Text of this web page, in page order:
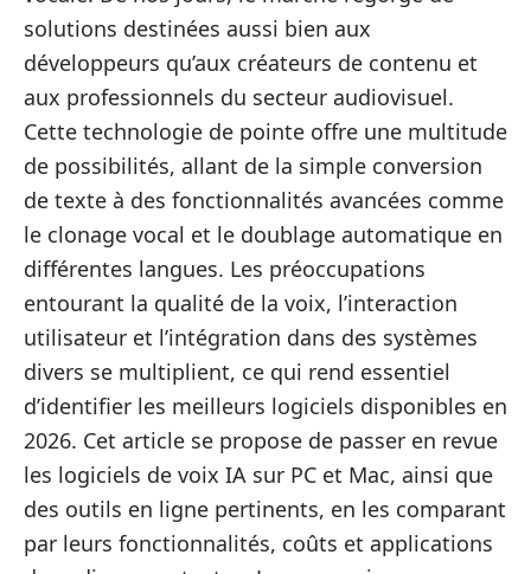
solutions destinées aussi bien aux
développeurs qu’aux créateurs de contenu et
aux professionnels du secteur audiovisuel.
Cette technologie de pointe offre une multitude
de possibilités, allant de la simple conversion
de texte à des fonctionnalités avancées comme
le clonage vocal et le doublage automatique en
différentes langues. Les préoccupations
entourant la qualité de la voix, l’interaction
utilisateur et l’intégration dans des systèmes
divers se multiplient, ce qui rend essentiel
d’identifier les meilleurs logiciels disponibles en
2026. Cet article se propose de passer en revue
les logiciels de voix IA sur PC et Mac, ainsi que
des outils en ligne pertinents, en les comparant
par leurs fonctionnalités, coûts et applications